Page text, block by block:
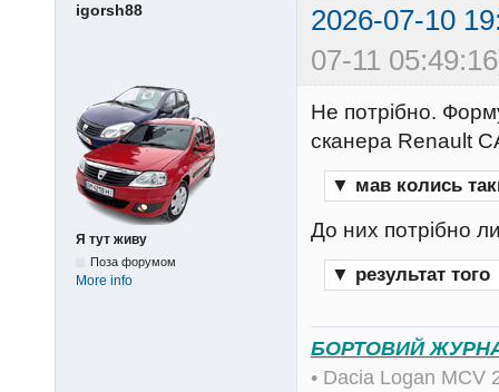
igorsh88
2026-07-10
07-11
Я тут живу
Поза форумом
More info
Не потрібно.
сканера Renault
▼ мав колись
До них потрібно
▼ результат того
БОРТОВИЙ
• Dacia Logan